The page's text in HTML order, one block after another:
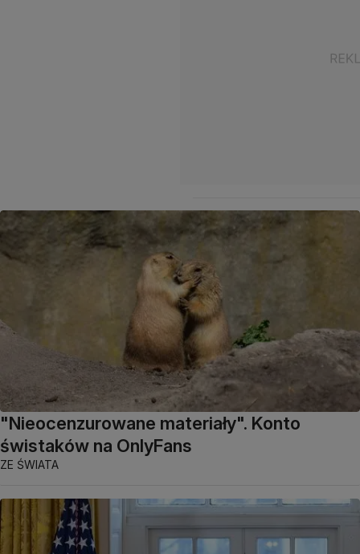
"Nieocenzurowane materiały". Konto
świstaków na OnlyFans
ZE ŚWIATA